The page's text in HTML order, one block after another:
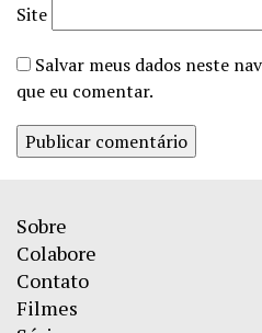
Site
Salvar meus dados neste
que eu comentar.
Sobre
Colabore
Contato
Filmes